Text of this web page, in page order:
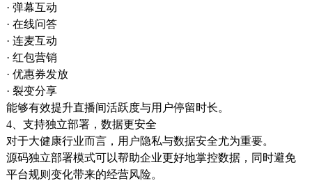
· 弹幕互动
· 在线问答
· 连麦互动
· 红包营销
· 优惠券发放
· 裂变分享
能够有效提升直播间活跃度与用户停留时长。
4、支持独立部署，数据更安全
对于大健康行业而言，用户隐私与数据安全尤为重要。
源码独立部署模式可以帮助企业更好地掌控数据，同时避免
平台规则变化带来的经营风险。